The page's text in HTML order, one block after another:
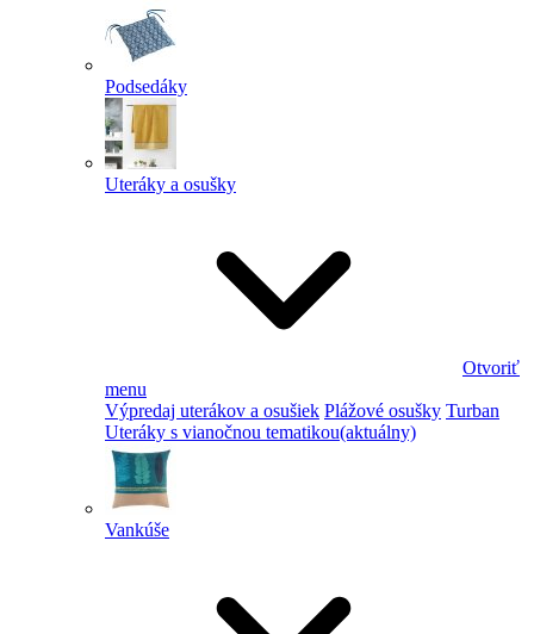
Podsedáky
Uteráky a osušky
Otvoriť
menu
Výpredaj uterákov a osušiek Plážové osušky Turban
Uteráky s vianočnou tematikou(aktuálny)
Vankúše